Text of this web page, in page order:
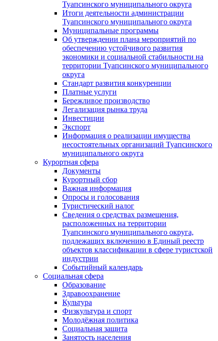
Туапсинского муниципального округа
Итоги деятельности администрации
Туапсинского муниципального округа
Муниципальные программы
Об утверждении плана мероприятий по
обеспечению устойчивого развития
экономики и социальной стабильности на
территории Туапсинского муниципального
округа
Стандарт развития конкуренции
Платные услуги
Бережливое производство
Легализация рынка труда
Инвестиции
Экспорт
Информация о реализации имущества
несостоятельных организаций Туапсинского
муниципального округа
Курортная сфера
Документы
Курортный сбор
Важная информация
Опросы и голосования
Туристический налог
Сведения о средствах размещения,
расположенных на территории
Туапсинского муниципального округа,
подлежащих включению в Единый реестр
объектов классификации в сфере туристской
индустрии
Событийный календарь
Социальная сфера
Образование
Здравоохранение
Культура
Физкультура и спорт
Молодёжная политика
Социальная защита
Занятость населения